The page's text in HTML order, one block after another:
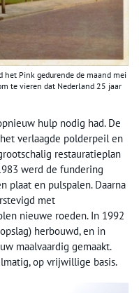
het Pink gedurende de maand mei
te vieren dat Nederland 25 jaar
hulp nodig had. De
verlaagde polderpeil en
restauratieplan
werd de fundering
plaat en pulspalen. Daarna
met
nieuwe roeden. In 1992
herbouwd, en in
maalvaardig gemaakt.
op vrijwillige basis.